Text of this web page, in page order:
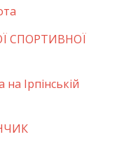
СПОРТИВНОЇ
Ірпінській